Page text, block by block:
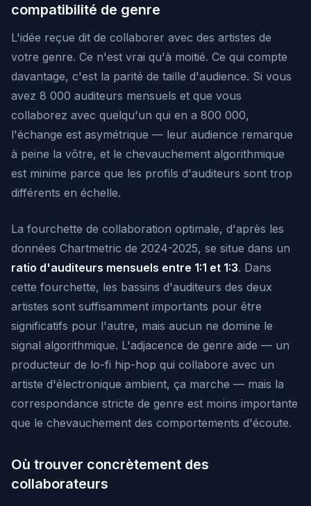
compatibilité de genre
L'idée reçue dit de collaborer avec des artistes de
votre genre. Ce n'est vrai qu'à moitié. Ce qui compte
davantage, c'est la parité de taille d'audience. Si vous
avez 8 000 auditeurs mensuels et que vous
collaborez avec quelqu'un qui en a 800 000,
l'échange est asymétrique — leur audience remarque
à peine la vôtre, et le chevauchement algorithmique
est minime parce que les profils d'auditeurs sont trop
différents en échelle.
La fourchette de collaboration optimale, d'après les
données Chartmetric de 2024-2025, se situe dans un
ratio d'auditeurs mensuels entre 1:1 et 1:3. Dans
cette fourchette, les bassins d'auditeurs des deux
artistes sont suffisamment importants pour être
significatifs pour l'autre, mais aucun ne domine le
signal algorithmique. L'adjacence de genre aide — un
producteur de lo-fi hip-hop qui collabore avec un
artiste d'électronique ambient, ça marche — mais la
correspondance stricte de genre est moins importante
que le chevauchement des comportements d'écoute.
Où trouver concrètement des
collaborateurs